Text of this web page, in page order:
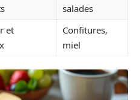
salades
et
Confitures,
miel